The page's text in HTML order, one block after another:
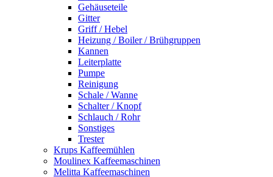
Gehäuseteile
Gitter
Griff / Hebel
Heizung / Boiler / Brühgruppen
Kannen
Leiterplatte
Pumpe
Reinigung
Schale / Wanne
Schalter / Knopf
Schlauch / Rohr
Sonstiges
Trester
Krups Kaffeemühlen
Moulinex Kaffeemaschinen
Melitta Kaffeemaschinen